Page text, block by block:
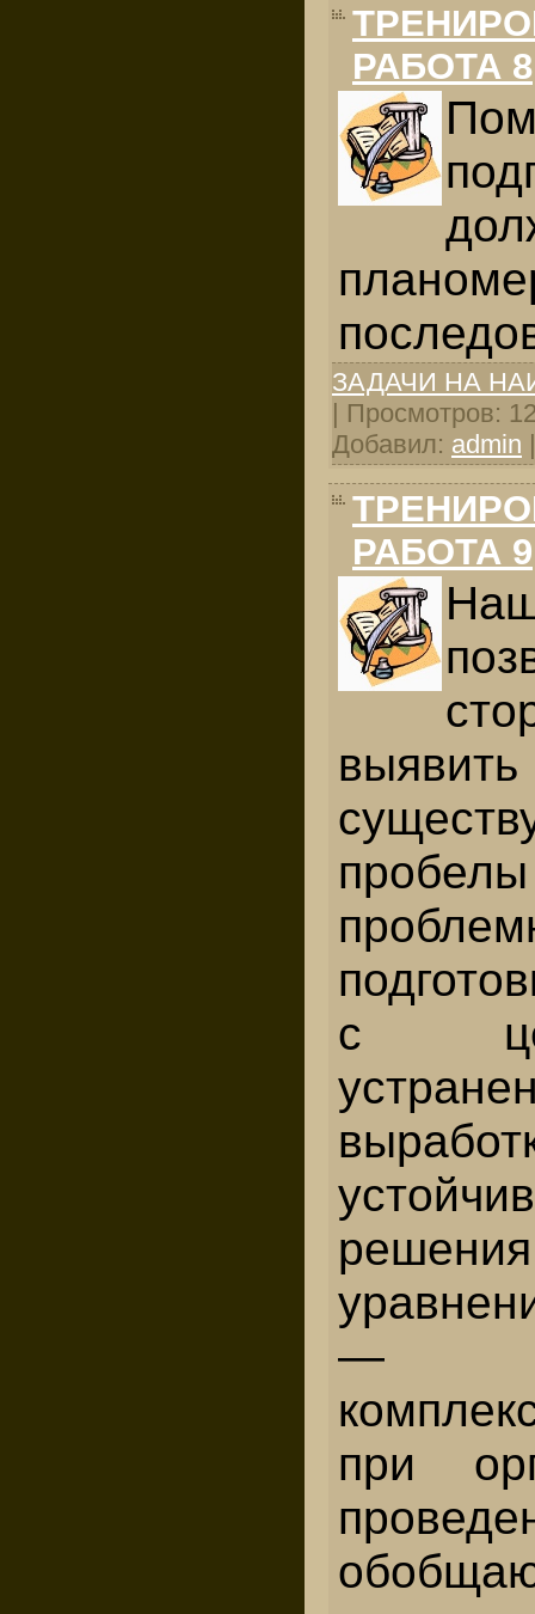
РАБОТА 8
ЗАДАЧИ НА
| Просмотров:
Добавил: admin
РАБОТА 9
выявить
с
—
пpи